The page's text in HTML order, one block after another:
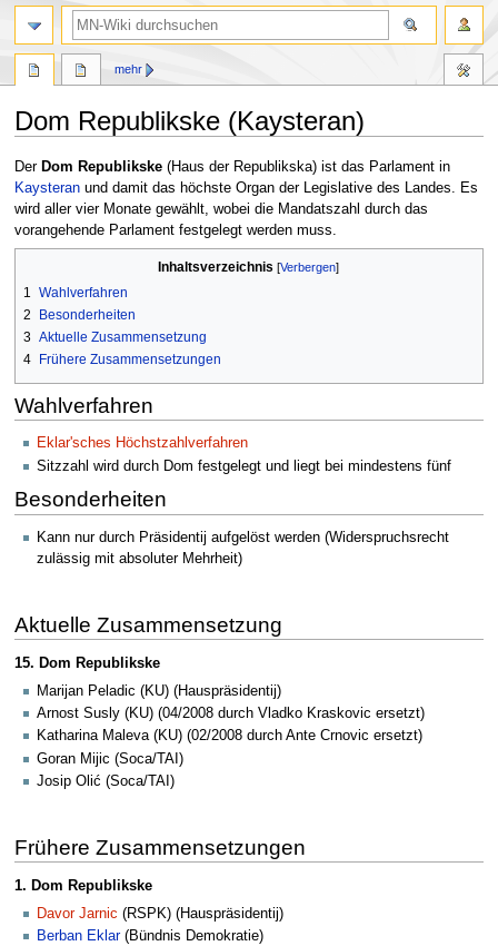
Dom Republikske (Kaysteran)
Zur
Navigation
springen
Zur
Suche
springen
Der Dom Republikske(Haus der Republikska) ist das Parlament in
Kaysteranund damit das höchste Organ der Legislative des Landes. Es
wird aller vier Monate gewählt, wobei die Mandatszahl durch das
vorangehende Parlament festgelegt werden muss.
Inhaltsverzeichnis
1
Wahlverfahren
2
Besonderheiten
3 Aktuelle Zusammensetzung
4
Frühere Zusammensetzungen
Wahlverfahren
Eklar'sches Höchstzahlverfahren
Sitzzahl wird durch Dom festgelegt und liegt bei mindestens fünf
Besonderheiten
Kann nur durch Präsidentij aufgelöst werden (Widerspruchsrecht
zulässig mit absoluter Mehrheit)
Aktuelle Zusammensetzung
15. Dom Republikske
Marijan Peladic (KU) (Hauspräsidentij)
Arnost Susly (KU) (04/2008 durch Vladko Kraskovic ersetzt)
Katharina Maleva (KU) (02/2008 durch Ante Crnovic ersetzt)
Goran Mijic (Soca/TAI)
Josip Olić (Soca/TAI)
Frühere Zusammensetzungen
1. Dom Republikske
Davor Jarnic (RSPK) (Hauspräsidentij)
Berban Eklar(Bündnis Demokratie)
mehr
Suche